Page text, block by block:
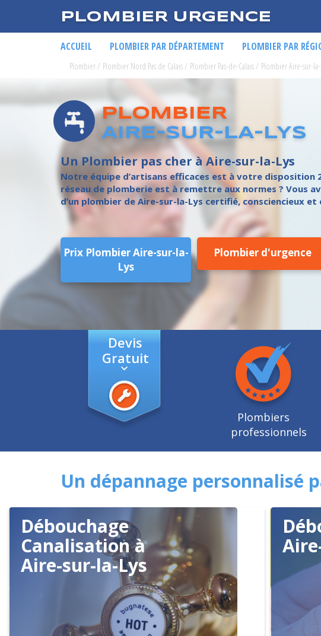
PLOMBIER URGENCE
ACCUEIL PLOMBIER PAR DÉPARTEMENT PLOMBIER PAR
Plombier/ Plombier Nord Pas de Calais/ Plombier Pas-de-Calais/ Plombier Aire-sur-la-
PLOMBIER
AIRE-SUR-LA-LYS
Un Plombier pas cher à Aire-sur-la-Lys
Notre équipe d’artisans efficaces est à votre
réseau de plomberie est à remettre aux normes ? Vous
d’un plombier de Aire-sur-la-Lys certifié, consciencieux et
Prix Plombier Aire-sur-la-
Lys
Plombier d'urgence
Devis
Gratuit
Plombiers
professionnels
Un dépannage personnalisé
Débouchage
Canalisation à
Aire-sur-la-Lys